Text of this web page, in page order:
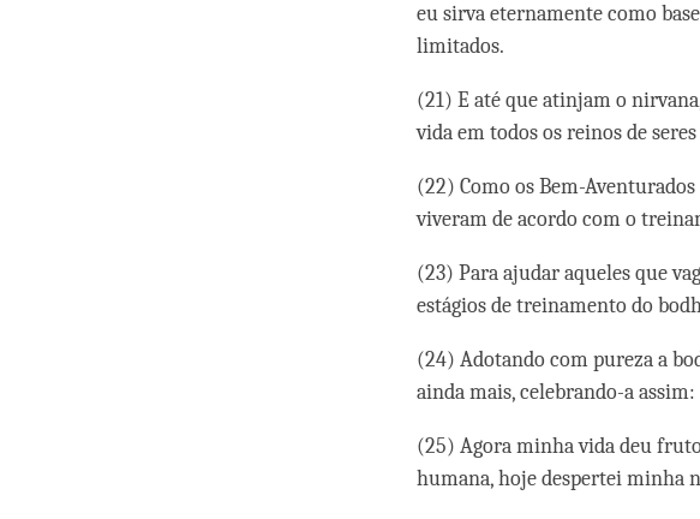
eu sirva eternamente como
limitados.
(21) E até que atinjam o
vida em todos os reinos de
(22) Como os Bem-
viveram de acordo com o
(23) Para ajudar aqueles que
estágios de treinamento do
(24) Adotando com pureza a
ainda mais, celebrando-a assim:
(25) Agora minha vida deu
humana, hoje despertei minha